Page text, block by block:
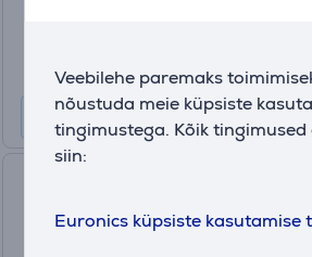
Veebilehe paremaks
nõustuda meie küpsiste
tingimustega. Kõik
siin:
Euronics küpsiste kasutamise